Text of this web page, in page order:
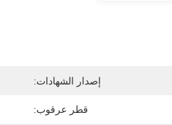
إصدار الشهادات:
قطر عرقوب: